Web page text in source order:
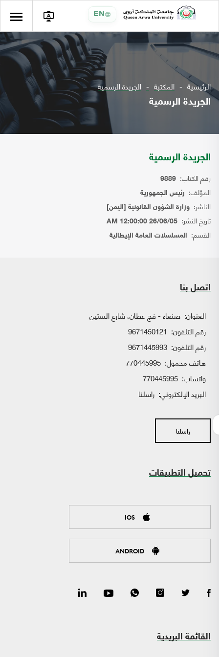
EN
الرئيسية المكتبة الجريدة الرسمية
الجريدة الرسمية
الجريدة الرسمية
رقم الكتاب: 9889
المؤلف: رئيس الجمهورية
الناشر: وزارة الشؤون القانونية [اليمن]
تاريخ النشر: 26/06/05 12:00:00 AM
القسم: المسلسلات العامة الإيطالية
اتصل بنا
العنوان: صنعاء - فج عطان، شارع الستين
رقم التلفون: 9671450121
رقم التلفون: 9671445993
هاتف محمول: 770445995
واتساب:
البريد الإلكتروني: راسلنا
راسلنا
تحميل التطبيقات
IOS
ANDROID
القائمة البريدية